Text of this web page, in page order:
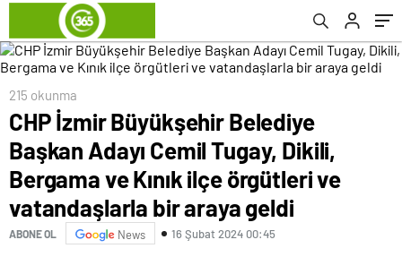
örgütleri ve vatandaşlarla bir araya geldi
215 okunma
CHP İzmir Büyükşehir Belediye
Başkan Adayı Cemil Tugay, Dikili,
Bergama ve Kınık ilçe örgütleri ve
vatandaşlarla bir araya geldi
ABONE OL News 16 Şubat 2024 00:45